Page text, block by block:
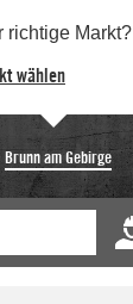
richtige Markt?
wählen
Brunn am Gebirge